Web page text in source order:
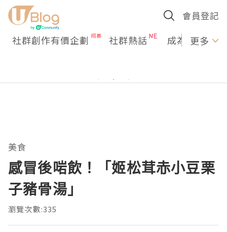
會員登記
社群創作有價企劃 社群熱話 成為U更多
美食
感冒後啱飲！「姬松茸赤小豆栗
子豬骨湯」
瀏覽次數:335